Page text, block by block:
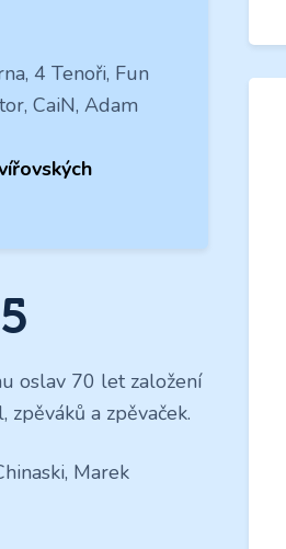
4 Tenoři, Fun
CaiN, Adam
oslav 70 let založení
a zpěvaček.
Marek